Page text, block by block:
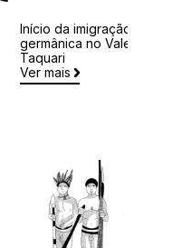
Início da imigração
germânica no Vale do
Taquari
Ver mais